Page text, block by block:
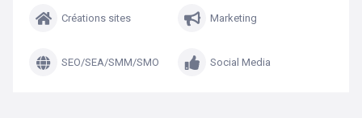
Créations sites Marketing
SEO/SEA/SMM/SMO Social Media